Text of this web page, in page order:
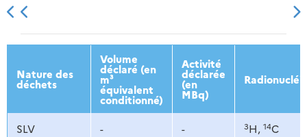
2013 2014 2015 2016
Nature des
déchets
Volume
déclaré (en
m³
équivalent
conditionné)
Activité
déclarée
(en
MBq)
SLV - - 3H, 14C